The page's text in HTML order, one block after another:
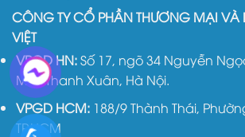
CÔNG TY CỔ PHẦN THƯƠNG MẠI VÀ
VIỆT
VPGD HN:Số 17, ngõ 34 Nguyễn
Mai, Thanh Xuân, Hà Nội.
VPGD HCM: 188/9 Thành Thái,
TP.HCM